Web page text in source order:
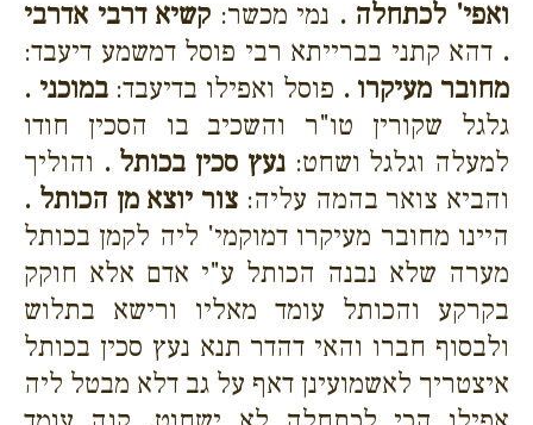
ואפי' לכתחלה . נמי מכשר: קשיא דרבי אדרבי
. דהא קתני בברייתא רבי פוסל דמשמע דיעבד:
מחובר מעיקרו . פוסל ואפילו בדיעבד:במוכני .
גלגל שקורין טו"ר והשכיב בו הסכין חודו
למעלה וגלגל ושחט:נעץ סכין בכותל . והוליך
והביא צואר בהמה עליה: צור יוצא מן הכותל .
היינו מחובר מעיקרו דמוקמי' ליה לקמן בכותל
מערה שלא נבנה הכותל ע"י אדם אלא חוקק
בקרקע והכותל עומד מאליו ורישא בתלוש
ולבסוף חברו והאי דהדר תנא נעץ סכין בכותל
איצטריך לאשמועינן דאף על גב דלא מבטל ליה